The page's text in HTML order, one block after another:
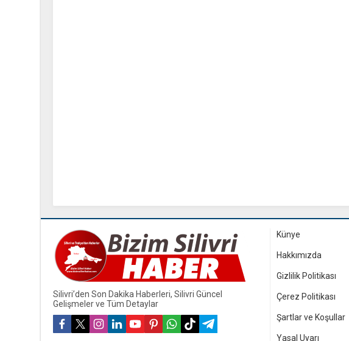
Silivri’den Son Dakika Haberleri, Silivri Güncel
Gelişmeler ve Tüm Detaylar
Künye
Hakkımızda
Gizlilik Politikası
Çerez Politikası
Şartlar ve Koşullar
Yasal Uyarı